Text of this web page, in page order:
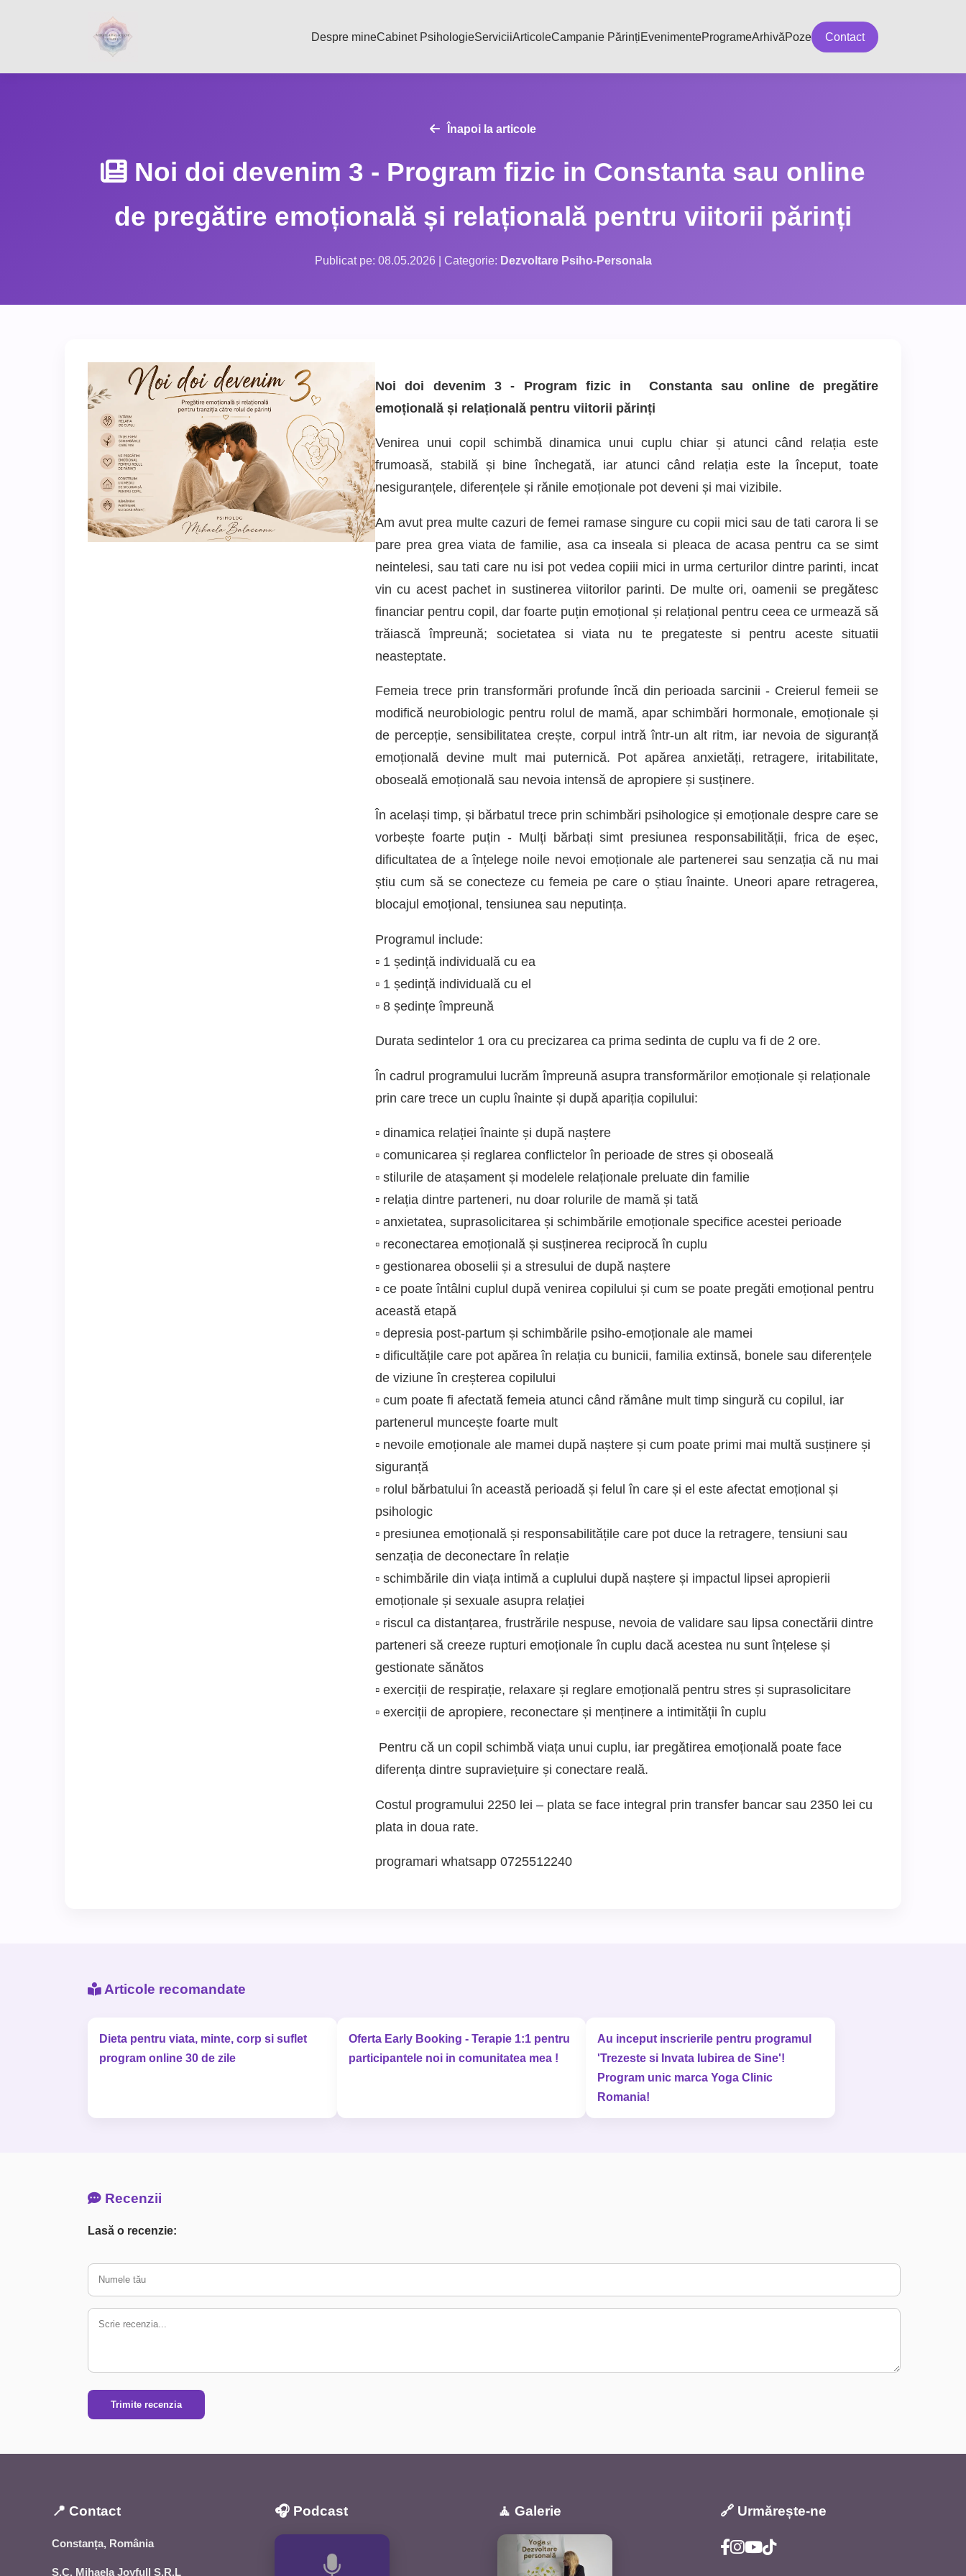
Despre mineCabinet PsihologieServiciiArticoleCampanie PărințiEvenimenteProgrameArhivăPoze Contact
Înapoi la articole
Noi doi devenim 3 - Program fizic in Constanta sau online
de pregătire emoțională și relațională pentru viitorii părinți
Publicat pe: 08.05.2026 | Categorie: Dezvoltare Psiho-Personala
Noi doi devenim 3 - Program fizic in Constanta sau online de pregătire
emoțională și relațională pentru viitorii părinți
Venirea unui copil schimbă dinamica unui cuplu chiar și atunci când relația este
frumoasă, stabilă și bine închegată, iar atunci când relația este la început, toate
nesiguranțele, diferențele și rănile emoționale pot deveni și mai vizibile.
Am avut prea multe cazuri de femei ramase singure cu copii mici sau de tati carora li se
pare prea grea viata de familie, asa ca inseala si pleaca de acasa pentru ca se simt
neintelesi, sau tati care nu isi pot vedea copiii mici in urma certurilor dintre parinti, incat
vin cu acest pachet in sustinerea viitorilor parinti. De multe ori, oamenii se pregătesc
financiar pentru copil, dar foarte puțin emoțional și relațional pentru ceea ce urmează să
trăiască împreună; societatea si viata nu te pregateste si pentru aceste situatii
neasteptate.
Femeia trece prin transformări profunde încă din perioada sarcinii - Creierul femeii se
modifică neurobiologic pentru rolul de mamă, apar schimbări hormonale, emoționale și
de percepție, sensibilitatea crește, corpul intră într-un alt ritm, iar nevoia de siguranță
emoțională devine mult mai puternică. Pot apărea anxietăți, retragere, iritabilitate,
oboseală emoțională sau nevoia intensă de apropiere și susținere.
În același timp, și bărbatul trece prin schimbări psihologice și emoționale despre care se
vorbește foarte puțin - Mulți bărbați simt presiunea responsabilității, frica de eșec,
dificultatea de a înțelege noile nevoi emoționale ale partenerei sau senzația că nu mai
știu cum să se conecteze cu femeia pe care o știau înainte. Uneori apare retragerea,
blocajul emoțional, tensiunea sau neputința.
Programul include:
▫️ 1 ședință individuală cu ea
▫️ 1 ședință individuală cu el
▫️ 8 ședințe împreună
Durata sedintelor 1 ora cu precizarea ca prima sedinta de cuplu va fi de 2 ore.
În cadrul programului lucrăm împreună asupra transformărilor emoționale și relaționale
prin care trece un cuplu înainte și după apariția copilului:
▫️ dinamica relației înainte și după naștere
▫️ comunicarea și reglarea conflictelor în perioade de stres și oboseală
▫️ stilurile de atașament și modelele relaționale preluate din familie
▫️ relația dintre parteneri, nu doar rolurile de mamă și tată
▫️ anxietatea, suprasolicitarea și schimbările emoționale specifice acestei perioade
▫️ reconectarea emoțională și susținerea reciprocă în cuplu
▫️ gestionarea oboselii și a stresului de după naștere
▫️ ce poate întâlni cuplul după venirea copilului și cum se poate pregăti emoțional pentru
această etapă
▫️ depresia post-partum și schimbările psiho-emoționale ale mamei
▫️ dificultățile care pot apărea în relația cu bunicii, familia extinsă, bonele sau diferențele
de viziune în creșterea copilului
▫️ cum poate fi afectată femeia atunci când rămâne mult timp singură cu copilul, iar
partenerul muncește foarte mult
▫️ nevoile emoționale ale mamei după naștere și cum poate primi mai multă susținere și
siguranță
▫️ rolul bărbatului în această perioadă și felul în care și el este afectat emoțional și
psihologic
▫️ presiunea emoțională și responsabilitățile care pot duce la retragere, tensiuni sau
senzația de deconectare în relație
▫️ schimbările din viața intimă a cuplului după naștere și impactul lipsei apropierii
emoționale și sexuale asupra relației
▫️ riscul ca distanțarea, frustrările nespuse, nevoia de validare sau lipsa conectării dintre
parteneri să creeze rupturi emoționale în cuplu dacă acestea nu sunt înțelese și
gestionate sănătos
▫️ exerciții de respirație, relaxare și reglare emoțională pentru stres și suprasolicitare
▫️ exerciții de apropiere, reconectare și menținere a intimității în cuplu
Pentru că un copil schimbă viața unui cuplu, iar pregătirea emoțională poate face
diferența dintre supraviețuire și conectare reală.
Costul programului 2250 lei – plata se face integral prin transfer bancar sau 2350 lei cu
plata in doua rate.
programari whatsapp 0725512240
Articole recomandate
Dieta pentru viata, minte, corp si suflet
program online 30 de zile
Oferta Early Booking - Terapie 1:1 pentru
participantele noi in comunitatea mea !
Au inceput inscrierile pentru programul
'Trezeste si Invata Iubirea de Sine'!
Program unic marca Yoga Clinic
Romania!
Recenzii
Lasă o recenzie:
Trimite recenzia
📍 Contact
Constanța, România
S.C. Mihaela Joyfull S.R.L
🎧 Podcast 🧘 Galerie 🔗 Urmărește-ne